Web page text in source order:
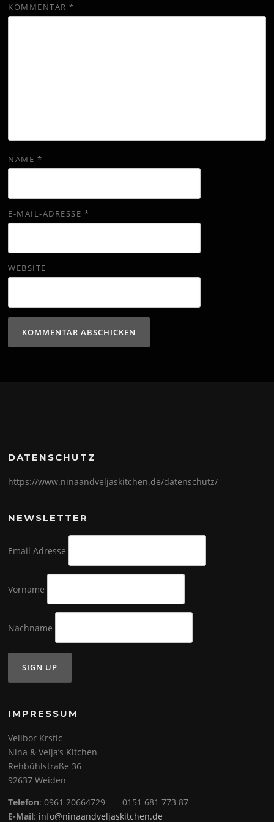
KOMMENTAR*
NAME *
E-MAIL-ADRESSE *
WEBSITE
DATENSCHUTZ
https://www.ninaandveljaskitchen.de/datenschutz/
NEWSLETTER
Email Adresse
Vorname
Nachname
IMPRESSUM
Velibor Krstic
Nina & Velja’s Kitchen
Rehbühlstraße 36
92637 Weiden
Telefon: 0961 20664729 0151 681 773 87
E-Mail: info@ninaandveljaskitchen.de